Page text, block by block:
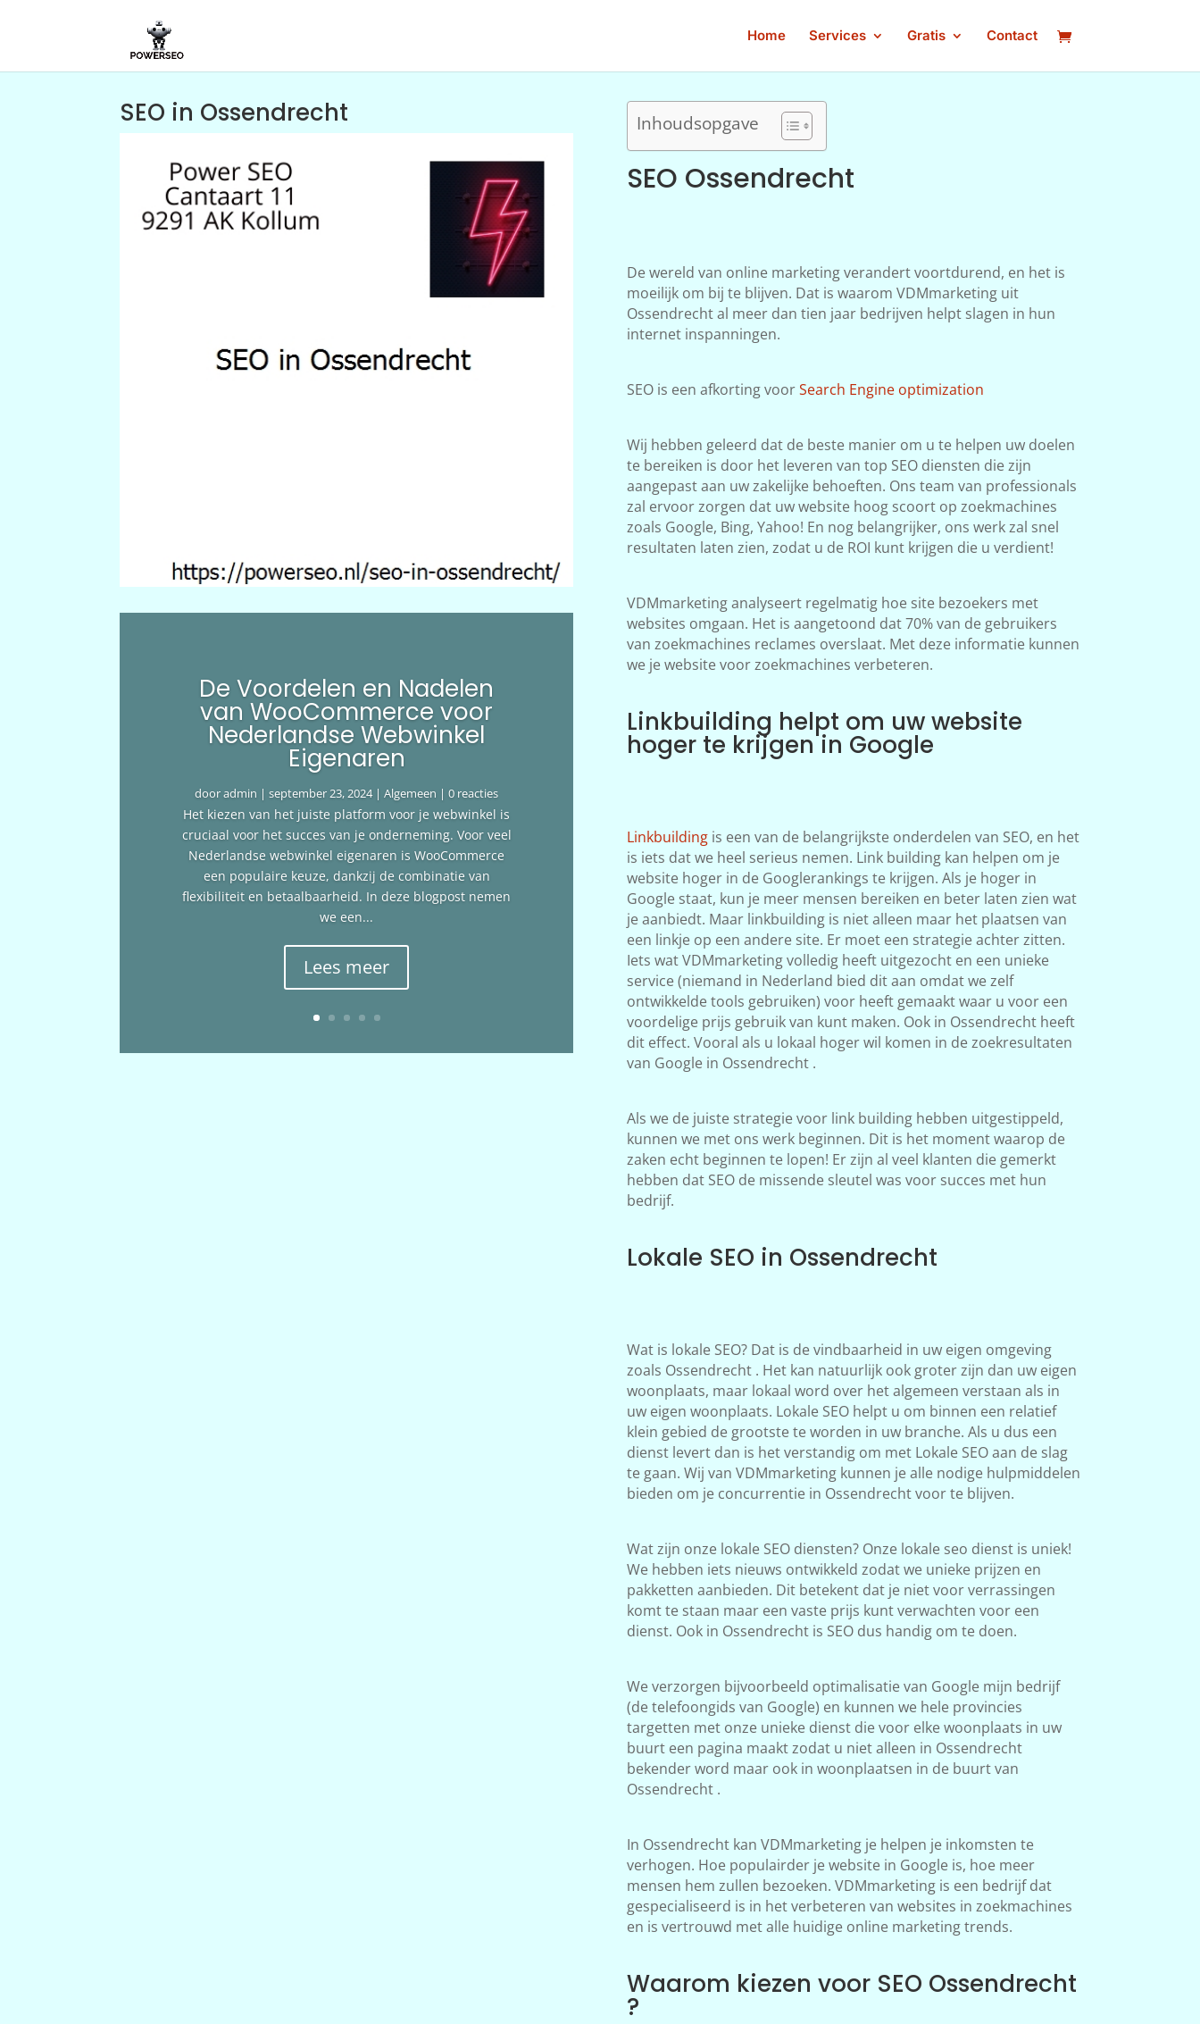
Home Services Gratis Contact
SEO in Ossendrecht
De Voordelen en Nadelen
van WooCommerce voor
Nederlandse Webwinkel
Eigenaren
dooradmin |september 23, 2024|Algemeen | 0 reacties
Het kiezen van het juiste platform voor je webwinkel is
cruciaal voor het succes van je onderneming. Voor veel
Nederlandse webwinkel eigenaren is WooCommerce
een populaire keuze, dankzij de combinatie van
flexibiliteit en betaalbaarheid. In deze blogpost nemen
we een...
Lees meer
Inhoudsopgave
SEO Ossendrecht
De wereld van online marketing verandert voortdurend, en het is
moeilijk om bij te blijven. Dat is waarom VDMmarketing uit
Ossendrecht al meer dan tien jaar bedrijven helpt slagen in hun
internet inspanningen.
SEO is een afkorting voorSearch Engine optimization
Wij hebben geleerd dat de beste manier om u te helpen uw doelen
te bereiken is door het leveren van top SEO diensten die zijn
aangepast aan uw zakelijke behoeften. Ons team van professionals
zal ervoor zorgen dat uw website hoog scoort op zoekmachines
zoals Google, Bing, Yahoo! En nog belangrijker, ons werk zal snel
resultaten laten zien, zodat u de ROI kunt krijgen die u verdient!
VDMmarketing analyseert regelmatig hoe site bezoekers met
websites omgaan. Het is aangetoond dat 70% van de gebruikers
van zoekmachines reclames overslaat. Met deze informatie kunnen
we je website voor zoekmachines verbeteren.
Linkbuilding helpt om uw website
hoger te krijgen in Google
Linkbuildingis een van de belangrijkste onderdelen van SEO, en het
is iets dat we heel serieus nemen. Link building kan helpen om je
website hoger in de Googlerankings te krijgen. Als je hoger in
Google staat, kun je meer mensen bereiken en beter laten zien wat
je aanbiedt. Maar linkbuilding is niet alleen maar het plaatsen van
een linkje op een andere site. Er moet een strategie achter zitten.
Iets wat VDMmarketing volledig heeft uitgezocht en een unieke
service (niemand in Nederland bied dit aan omdat we zelf
ontwikkelde tools gebruiken) voor heeft gemaakt waar u voor een
voordelige prijs gebruik van kunt maken. Ook in Ossendrecht heeft
dit effect. Vooral als u lokaal hoger wil komen in de zoekresultaten
van Google in Ossendrecht .
Als we de juiste strategie voor link building hebben uitgestippeld,
kunnen we met ons werk beginnen. Dit is het moment waarop de
zaken echt beginnen te lopen! Er zijn al veel klanten die gemerkt
hebben dat SEO de missende sleutel was voor succes met hun
bedrijf.
Lokale SEO in Ossendrecht
Wat is lokale SEO? Dat is de vindbaarheid in uw eigen omgeving
zoals Ossendrecht . Het kan natuurlijk ook groter zijn dan uw eigen
woonplaats, maar lokaal word over het algemeen verstaan als in
uw eigen woonplaats. Lokale SEO helpt u om binnen een relatief
klein gebied de grootste te worden in uw branche. Als u dus een
dienst levert dan is het verstandig om met Lokale SEO aan de slag
te gaan. Wij van VDMmarketing kunnen je alle nodige hulpmiddelen
bieden om je concurrentie in Ossendrecht voor te blijven.
Wat zijn onze lokale SEO diensten? Onze lokale seo dienst is uniek!
We hebben iets nieuws ontwikkeld zodat we unieke prijzen en
pakketten aanbieden. Dit betekent dat je niet voor verrassingen
komt te staan maar een vaste prijs kunt verwachten voor een
dienst. Ook in Ossendrecht is SEO dus handig om te doen.
We verzorgen bijvoorbeeld optimalisatie van Google mijn bedrijf
(de telefoongids van Google) en kunnen we hele provincies
targetten met onze unieke dienst die voor elke woonplaats in uw
buurt een pagina maakt zodat u niet alleen in Ossendrecht
bekender word maar ook in woonplaatsen in de buurt van
Ossendrecht .
In Ossendrecht kan VDMmarketing je helpen je inkomsten te
verhogen. Hoe populairder je website in Google is, hoe meer
mensen hem zullen bezoeken. VDMmarketing is een bedrijf dat
gespecialiseerd is in het verbeteren van websites in zoekmachines
en is vertrouwd met alle huidige online marketing trends.
Waarom kiezen voor SEO Ossendrecht
?